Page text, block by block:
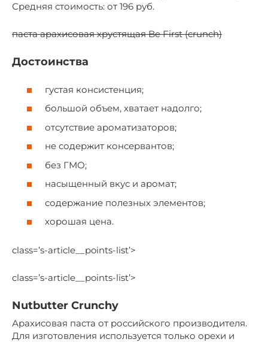
Средняя стоимость: от 196 руб.
паста арахисовая хрустящая Be First (crunch)
Достоинства
густая консистенция;
большой объем, хватает надолго;
отсутствие ароматизаторов;
не содержит консервантов;
без ГМО;
насыщенный вкус и аромат;
содержание полезных элементов;
хорошая цена.
class=’s-article__points-list’>
class=’s-article__points-list’>
Nutbutter Crunchy
Арахисовая паста от российского производителя.
Для изготовления используется только орехи и